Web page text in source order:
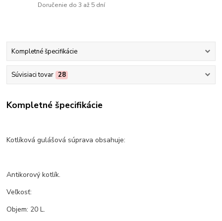
Doručenie do 3 až 5 dní
Kompletné špecifikácie
Súvisiaci tovar 28
Kompletné špecifikácie
Kotlíková gulášová súprava obsahuje:
Antikorový kotlík.
Veľkosť:
Objem: 20 L.